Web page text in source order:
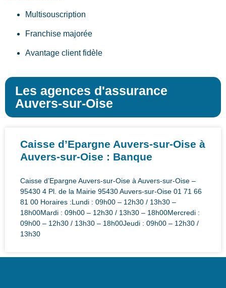
Multisouscription
Franchise majorée
Avantage client fidèle
Les agences d'assurance
Auvers-sur-Oise
Caisse d’Epargne Auvers-sur-Oise à
Auvers-sur-Oise : Banque
Caisse d’Epargne Auvers-sur-Oise à Auvers-sur-Oise –
95430 4 Pl. de la Mairie 95430 Auvers-sur-Oise 01 71 66
81 00 Horaires :Lundi : 09h00 – 12h30 / 13h30 –
18h00Mardi : 09h00 – 12h30 / 13h30 – 18h00Mercredi :
09h00 – 12h30 / 13h30 – 18h00Jeudi : 09h00 – 12h30 /
13h30